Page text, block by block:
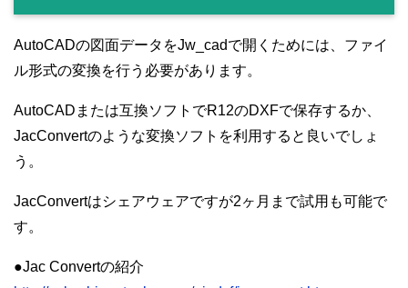
AutoCADの図面データをJw_cadで開くためには、ファイ
ル形式の変換を行う必要があります。
AutoCADまたは互換ソフトでR12のDXFで保存するか、
JacConvertのような変換ソフトを利用すると良いでしょ
う。
JacConvertはシェアウェアですが2ヶ月まで試用も可能で
す。
●Jac Convertの紹介